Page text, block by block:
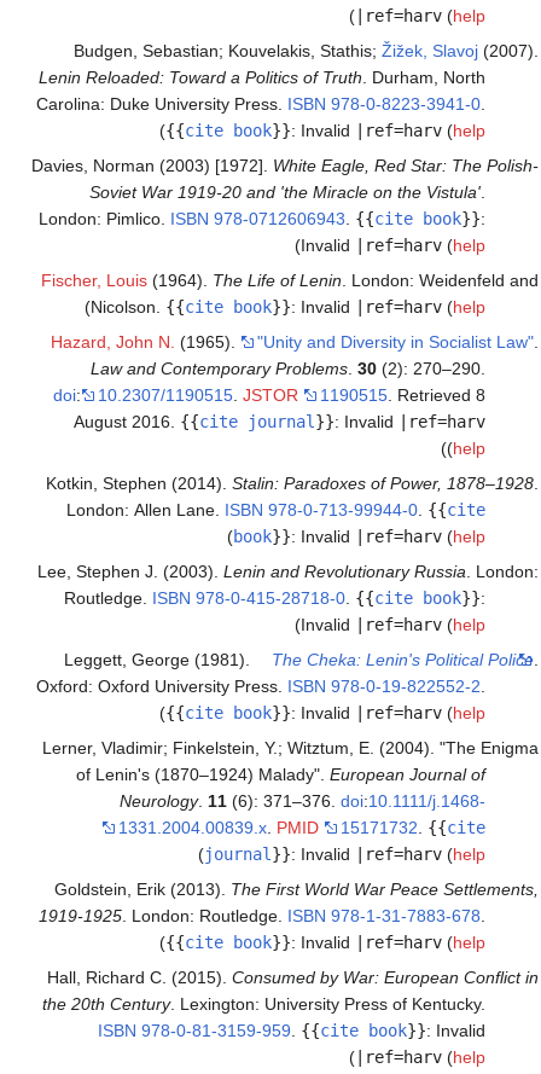
|ref=harv(help
)
Budgen, Sebastian; Kouvelakis, Stathis;Žižek, Slavoj (2007).
Lenin Reloaded: Toward a Politics of Truth . Durham, North
Carolina: Duke University Press. ISBN 978-0-8223-3941-0.
{{cite book}}: Invalid |ref=harv(help
)
Davies, Norman (2003) [1972]. White Eagle, Red Star: The Polish-
Soviet War 1919-20 and 'the Miracle on the Vistula'.
London: Pimlico. ISBN 978-0712606943 {{cite book}}:
Invalid
|ref=harv(help
)
Fischer, Louis (1964). The Life of Lenin . London: Weidenfeld and
Nicolson.
{{cite book}}: Invalid |ref=harv(help
)
Hazard, John N. (1965). "Unity and Diversity in Socialist Law"
Law and Contemporary Problems. 30(2): 270–290.
doi: 10.2307/1190515. JSTOR 1190515. Retrieved 8
August2016 {{cite journal }}: Invalid
|ref=harv
(help
)
Kotkin, Stephen (2014).Stalin: Paradoxes of Power, 1878–1928
London: Allen Lane. ISBN 978-0-713-99944-0. {{cite
book}}: Invalid |ref=harv(help
)
Lee, Stephen J. (2003).Lenin and Revolutionary Russia . London:
Routledge. ISBN 978-0-415-28718-0. {{cite book}}:
Invalid
|ref=harv(help
)
Leggett, George (1981).
The Cheka: Lenin's Political Police
Oxford: Oxford University Press. ISBN 978-0-19-822552-2
{{cite book}}: Invalid |ref=harv(help
)
Lerner, Vladimir; Finkelstein, Y.; Witztum, E. (2004). "The Enigma
of Lenin's (1870–1924) Malady". European Journal of
Neurology. 11(6): 371–376. doi:10.1111/j.1468-
1331.2004.00839.x. PMID 15171732 {{cite
journal }}: Invalid |ref=harv(help
)
Goldstein, Erik (2013). The First World War Peace Settlements,
1919-1925. London: Routledge. ISBN 978-1-31-7883-678
{{cite book}}: Invalid |ref=harv(help
)
Hall, Richard C. (2015).Consumed by War: European Conflict in
the 20th Century. Lexington: University Press of Kentucky.
ISBN 978-0-81-3159-959 {{cite book}}: Invalid
|ref=harv(help
)